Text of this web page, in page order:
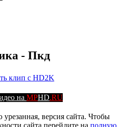
- Пкд
клип с HD2K
на MPHD.RU
версия сайта. Чтобы